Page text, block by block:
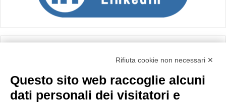
Importo netto (€):
Rifiuta cookie non necessari ✕
Questo sito web raccoglie alcuni
dati personali dei visitatori e